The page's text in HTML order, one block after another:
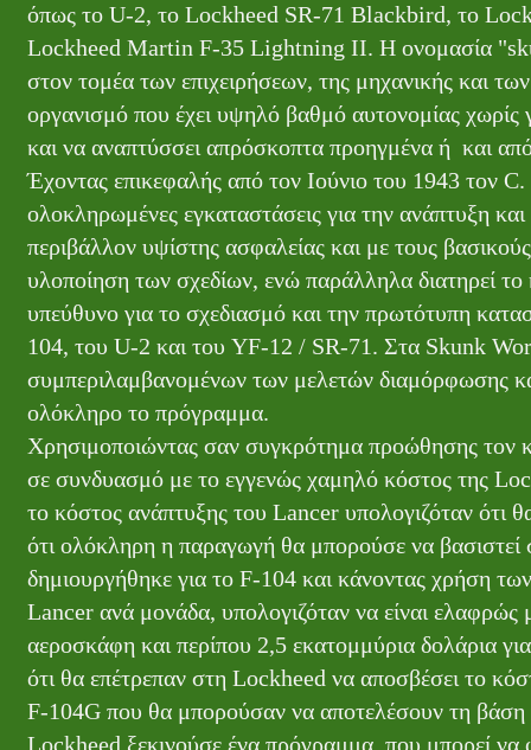
όπως το U-2, το Lockheed SR-71 Blackbird, το
Lockheed Martin F-35 Lightning II. Η ονομασία
στον τομέα των επιχειρήσεων, της μηχανικής και
οργανισμό που έχει υψηλό βαθμό αυτονομίας χωρίς
και να αναπτύσσει απρόσκοπτα προηγμένα ή και
Έχοντας επικεφαλής από τον Ιούνιο του 1943
ολοκληρωμένες εγκαταστάσεις για την ανάπτυξη
περιβάλλον υψίστης ασφαλείας και με τους
υλοποίηση των σχεδίων, ενώ παράλληλα διατηρεί
υπεύθυνο για το σχεδιασμό και την πρωτότυπη
104, του U-2 και του YF-12 / SR-71. Στα Skunk
συμπεριλαμβανομένων των μελετών διαμόρφωσης
ολόκληρο το πρόγραμμα.
Χρησιμοποιώντας σαν συγκρότημα προώθησης τον
σε συνδυασμό με το εγγενώς χαμηλό κόστος της
το κόστος ανάπτυξης του Lancer υπολογιζόταν ότι
ότι ολόκληρη η παραγωγή θα μπορούσε να βασιστεί
δημιουργήθηκε για το F-104 και κάνοντας χρήση
Lancer ανά μονάδα, υπολογιζόταν να είναι
αεροσκάφη και περίπου 2,5 εκατομμύρια δολάρια
ότι θα επέτρεπαν στη Lockheed να αποσβέσει το
F-104G που θα μπορούσαν να αποτελέσουν τη
Lockheed ξεκινούσε ένα πρόγραμμα, που μπορεί